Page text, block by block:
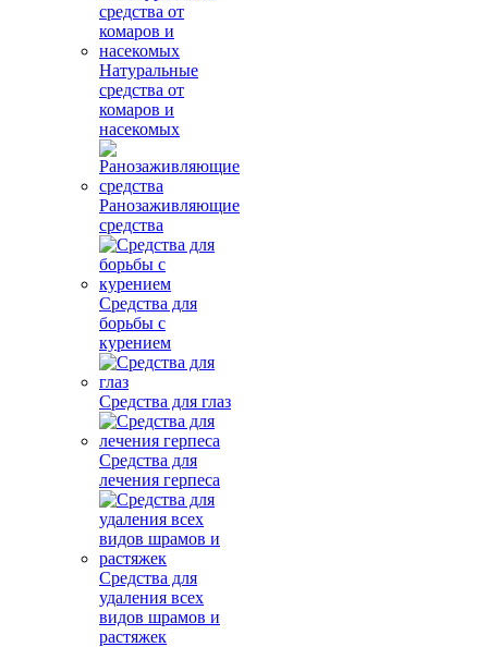
Натуральные
средства от
комаров и
насекомых
Ранозаживляющие
средства
Средства для
борьбы с
курением
Средства для глаз
Средства для
лечения герпеса
Средства для
удаления всех
видов шрамов и
растяжек